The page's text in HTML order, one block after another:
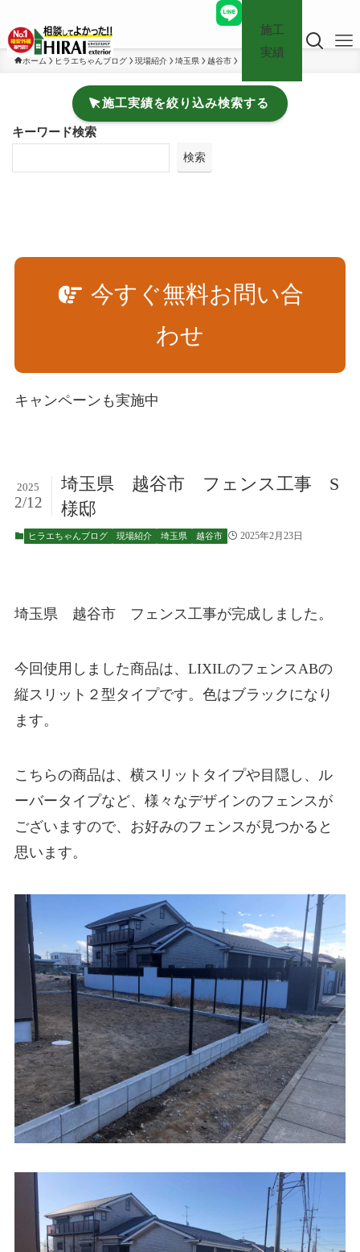
施工
実績
ホーム ヒラエちゃんブログ 現場紹介 埼玉県 越谷市
施工実績を絞り込み検索する
キーワード検索
検索
今すぐ無料お問い合
わせ
キャンペーンも実施中
埼玉県 越谷市 フェンス工事 S
様邸
2025
2/12
ヒラエちゃんブログ 現場紹介 埼玉県 越谷市 2025年2月23日
埼玉県 越谷市 フェンス工事が完成しました。
今回使用しました商品は、LIXILのフェンスABの
縦スリット２型タイプです。色はブラックになり
ます。
こちらの商品は、横スリットタイプや目隠し、ル
ーバータイプなど、様々なデザインのフェンスが
ございますので、お好みのフェンスが見つかると
思います。